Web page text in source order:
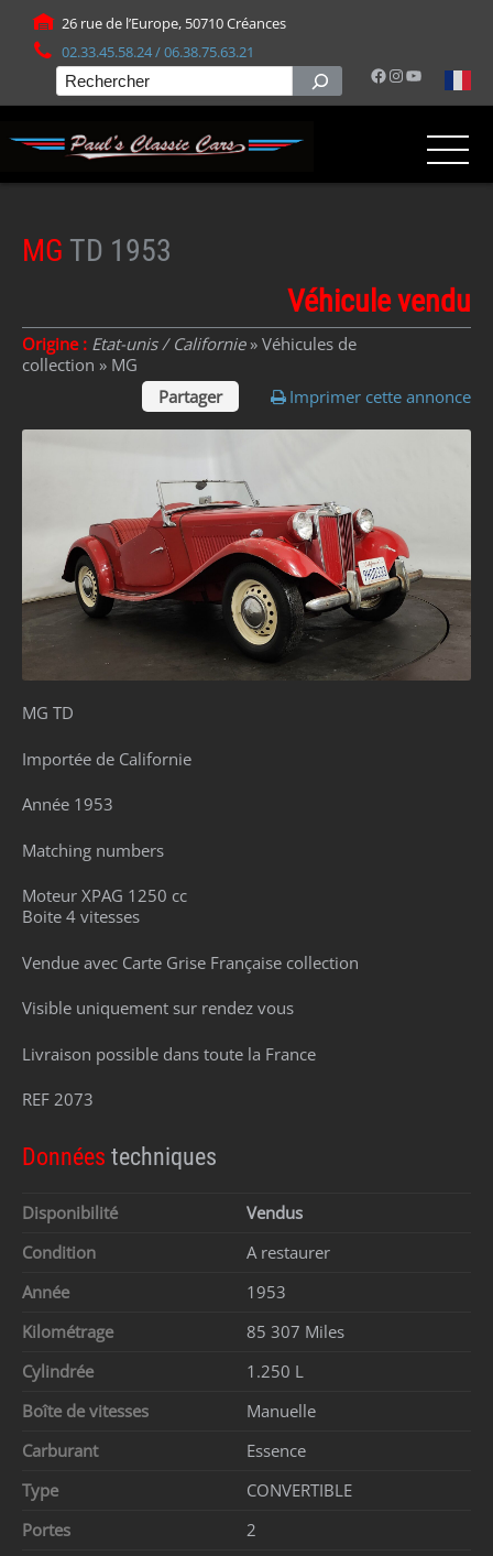
26 rue de l’Europe, 50710 Créances
02.33.45.58.24 / 06.38.75.63.21
Facebook
Instagram
YouTube
Rechercher
MG TD 1953
Véhicule vendu
Origine : Etat-unis / Californie» Véhicules de
collection » MG
Partager
Imprimer cette annonce
MG TD
Importée de Californie
Année 1953
Matching numbers
Moteur XPAG 1250 cc
Boite 4 vitesses
Vendue avec Carte Grise Française collection
Visible uniquement sur rendez vous
Livraison possible dans toute la France
REF 2073
Données techniques
Disponibilité
Vendus
Condition
A restaurer
Année
1953
Kilométrage
85 307 Miles
Cylindrée
1.250 L
Boîte de vitesses
Manuelle
Carburant
Essence
Type
CONVERTIBLE
Portes
2
Panneau de gestion des cookies